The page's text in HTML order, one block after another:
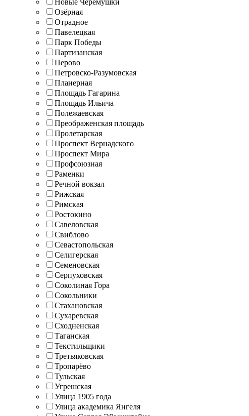
Озёрная
Отрадное
Павелецкая
Парк Победы
Партизанская
Перово
Петровско-Разумовская
Планерная
Площадь Гагарина
Площадь Ильича
Полежаевская
Преображенская площадь
Пролетарская
Проспект Вернадского
Проспект Мира
Профсоюзная
Раменки
Речной вокзал
Рижская
Римская
Ростокино
Савеловская
Свиблово
Севастопольская
Селигерская
Семеновская
Серпуховская
Соколиная Гора
Сокольники
Стахановская
Сухаревская
Сходненская
Таганская
Текстильщики
Третьяковская
Тропарёво
Тульская
Угрешская
Улица 1905 года
Улица академика Янгеля